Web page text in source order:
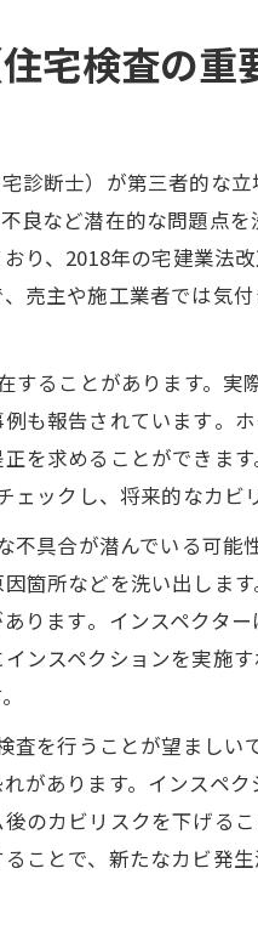
宅検査の重
診断士）が第三者的な
良など潜在的な問題点
り、2018年の宅建業法
売主や施工業者では気
ることがあります。
も報告されています​。
を求めることができま
ックし、将来的なカビ
具合が潜んでいる可
箇所などを洗い出しま
ります​。インスペクタ
ンスペクションを実施
査を行うことが望まし
があります。インスペ
のカビリスクを下げる
とで、新たなカビ発